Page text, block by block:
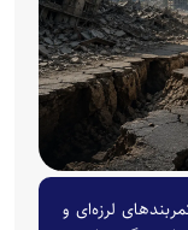
لرزه‌ای و